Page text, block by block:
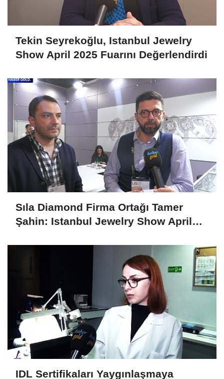
Tekin Seyrekoğlu, Istanbul Jewelry
Show April 2025 Fuarını Değerlendirdi
Sıla Diamond Firma Ortağı Tamer
Şahin: Istanbul Jewelry Show April
IDL Sertifikaları Yaygınlaşmaya